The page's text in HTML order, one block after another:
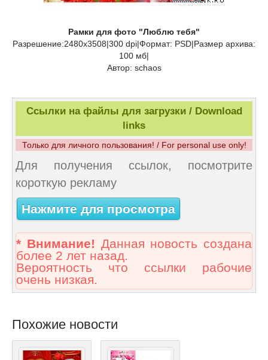
Рамки для фото "Люблю тебя"
Разрешение:2480х3508|300 dpi|Формат: PSD|Размер архива:
100 мб|
Автор: schaos
Ссылки на файлы для загрузки / Download
links
Только для личного пользования! / For personal use only!
Для получения ссылок, посмотрите
короткую рекламу
Нажмите для просмотра
* Внимание! Данная новость создана
более 2 лет назад.
Вероятность что ссылки рабочие
очень низкая.
Похожие новости